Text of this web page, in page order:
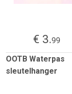
€ 3.99
OOTB Waterpas
sleutelhanger